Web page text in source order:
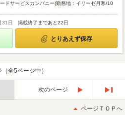
ドサービスカンパニー(勤務地：イリーゼ月寒/10
31日 掲載終了まであと22日
とりあえず保存
全5ページ中）
次のページ
後
ページＴＯＰへ